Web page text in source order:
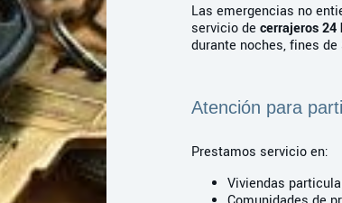
Atención para
Prestamos servicio en:
Viviendas
Las emergencias no
servicio de cerrajeros 24
durante noches, fines